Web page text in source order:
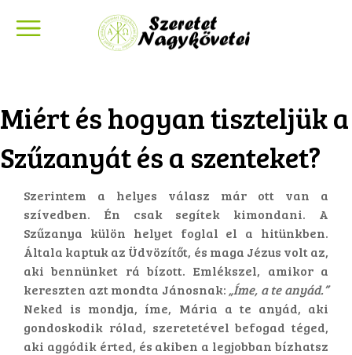
Miért és hogyan tiszteljük a
Szűzanyát és a szenteket?
Szerintem a helyes válasz már ott van a
szívedben. Én csak segítek kimondani. A
Szűzanya külön helyet foglal el a hitünkben.
Általa kaptuk az Üdvözítőt, és maga Jézus volt az,
aki bennünket rá bízott. Emlékszel, amikor a
kereszten azt mondta Jánosnak: „Íme, a te anyád.”
Neked is mondja, íme, Mária a te anyád, aki
gondoskodik rólad, szeretetével befogad téged,
aki aggódik érted, és akiben a legjobban bízhatsz